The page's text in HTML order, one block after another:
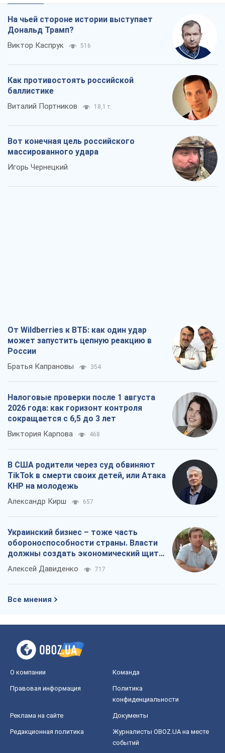
На чьей стороне истории выступает
Дональд Трамп?
Виктор Каспрук 516
Как противостоять российской
баллистике
Виталий Портников 18,1 т.
Вот конечная цель российского
массированного удара
Игорь Чернецкий
От Wildberries к ВТБ: как один удар
может запустить цепную реакцию в
России
Братья Капрановы 354
Налоговые проверки после 1 августа
2026 года: как горизонт контроля
сокращается с 6,5 до 3 лет
Виктория Карпова 468
В США родители через суд обвиняют
TikTok в смерти своих детей, или Атака
КНР на молодежь
Александр Кирш 657
Украинский бизнес – тоже часть
обороноспособности страны. Власти
должны создать экономический щит
для компаний
Алексей Давиденко 717
Все мнения
О компании Команда
Правовая информация
Политика
конфиденциальности
Реклама на сайте Документы
Редакционная политика
Журналисты OBOZ.UA на месте
событий